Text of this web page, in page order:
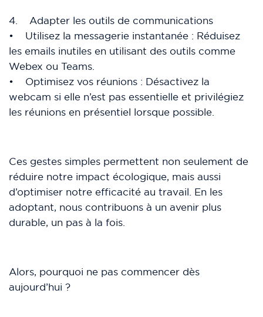
4. Adapter les outils de communications
• Utilisez la messagerie instantanée : Réduisez
les emails inutiles en utilisant des outils comme
Webex ou Teams.
• Optimisez vos réunions : Désactivez la
webcam si elle n’est pas essentielle et privilégiez
les réunions en présentiel lorsque possible.
Ces gestes simples permettent non seulement de
réduire notre impact écologique, mais aussi
d’optimiser notre efficacité au travail. En les
adoptant, nous contribuons à un avenir plus
durable, un pas à la fois.
Alors, pourquoi ne pas commencer dès
aujourd’hui ?